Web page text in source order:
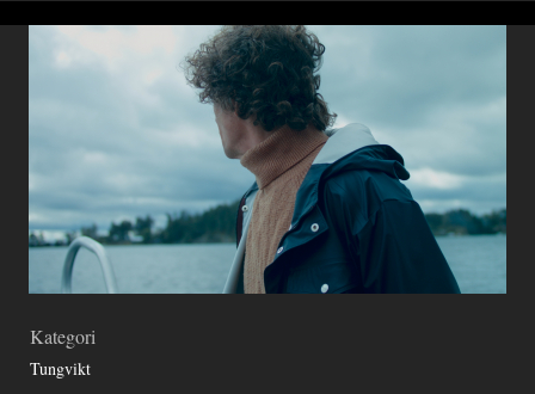
Kategori
Tungvikt